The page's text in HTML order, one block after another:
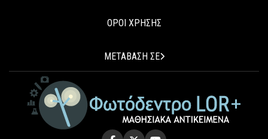
ΟΡΟΙ ΧΡΗΣΗΣ
ΜΕΤΑΒΑΣΗ ΣΕ